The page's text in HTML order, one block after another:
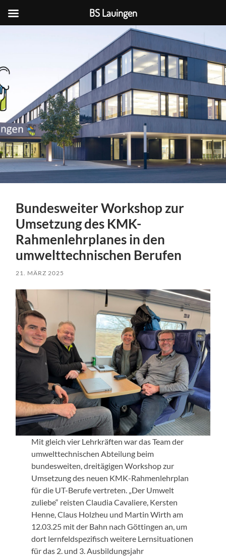
BS
Bundesweiter Workshop zur
Umsetzung des KMK-
Rahmenlehrplanes in den
umwelttechnischen Berufen
21. MÄRZ 2025
Mit gleich vier Lehrkräften war das Team der
umwelttechnischen Abteilung beim
bundesweiten, dreitägigen Workshop zur
Umsetzung des neuen KMK-Rahmenlehrplan
für die UT-Berufe vertreten. „Der Umwelt
zuliebe“ reisten Claudia Cavaliere, Kersten
Henne, Claus Holzheu und Martin Wirth am
12.03.25 mit der Bahn nach Göttingen an, um
dort lernfeldspezifisch weitere Lernsituationen
für das 2. und 3. Ausbildungsjahr
BS Lauingen